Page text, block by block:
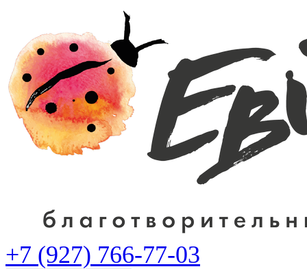
+7 (927) 766-77-03